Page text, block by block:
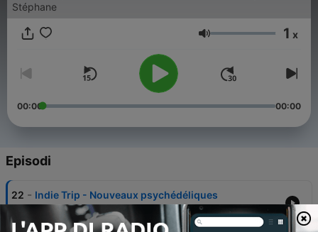
Stéphane
Volume 1 x
00:00 00:00
Episodi
22 - Indie Trip - Nouveaux psychédéliques